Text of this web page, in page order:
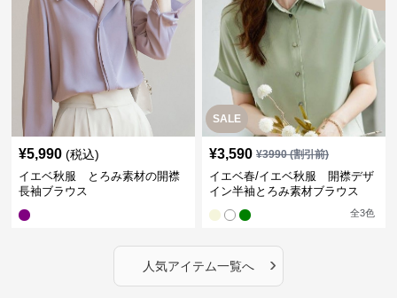
¥5,990 (税込)
イエベ秋服 とろみ素材の開襟
長袖ブラウス
SALE
¥3,590 ¥3990(割引前)
イエベ春/イエベ秋服 開襟デザ
イン半袖とろみ素材ブラウス
全3色
人気アイテム一覧へ ›